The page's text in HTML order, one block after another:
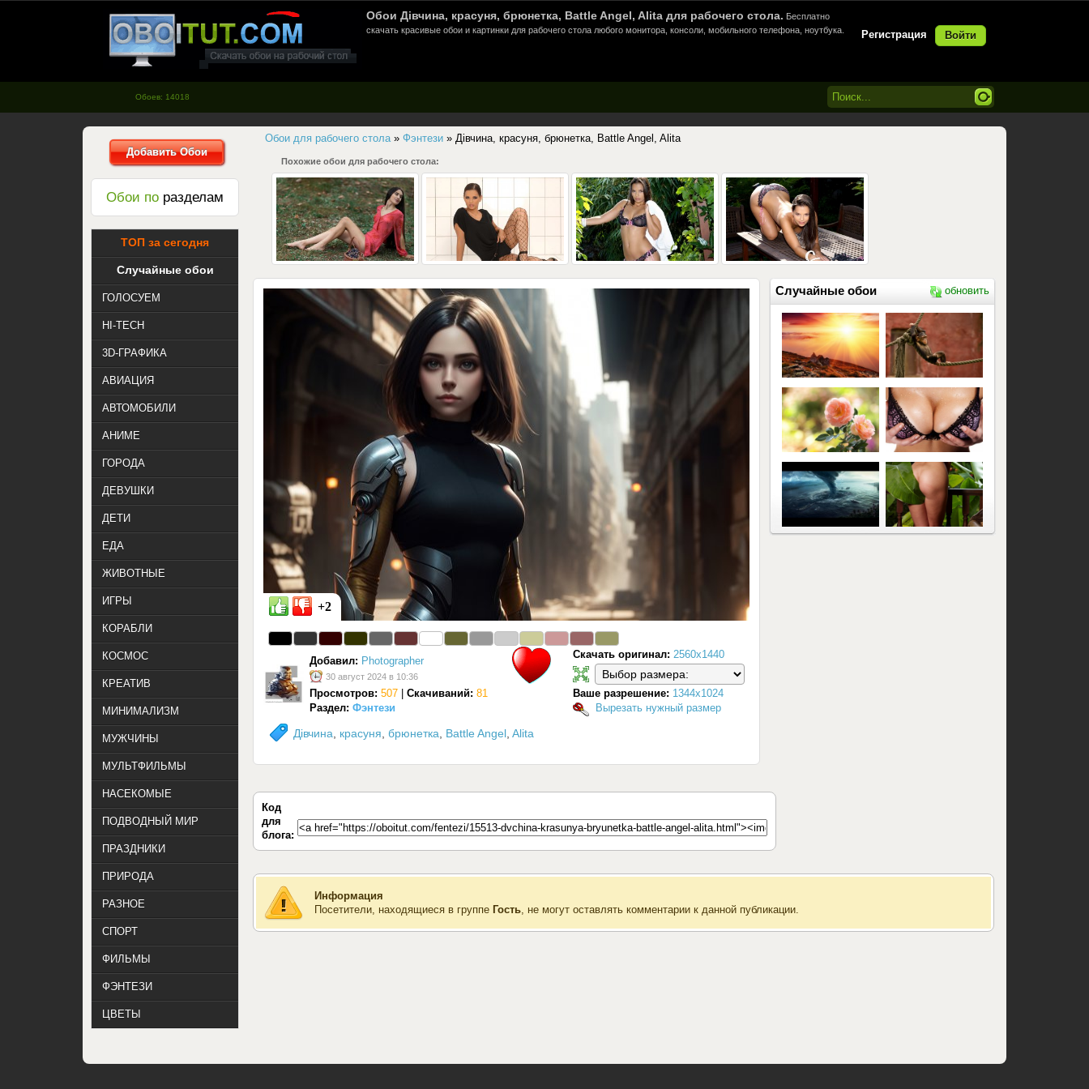
oboitut.com - Обои для рабочего
стола
Регистрация Войти
Обои Дівчина, красуня, брюнетка, Battle Angel, Alita для рабочего стола. Бесплатно
скачать красивые обои и картинки для рабочего стола любого монитора, консоли, мобильного телефона, ноутбука.
Обоев: 14018
Обои для рабочего стола» Фэнтези » Дівчина, красуня, брюнетка, Battle Angel, Alita
Похожие обои для рабочего стола:
Дівчина красуня брюнетка Battle Angel Alita
Добавил: Photographer
30 август 2024 в 10:36
Просмотров: 507 Скачиваний: 81
+2
Скачать оригинал: 2560x1440
Ваше разрешение: 1344x1024
Вырезать нужный размер
Раздел: Фэнтези
Случайные обои обновить
Код
для
блога:
Информация
Посетители, находящиеся в группе Гость, не могут оставлять комментарии к данной публикации.
Добавить Обои
Обои по разделам
ТОП за сегодня
Случайные обои
ГОЛОСУЕМ
HI-TECH
3D-ГРАФИКА
АВИАЦИЯ
АВТОМОБИЛИ
АНИМЕ
ГОРОДА
ДЕВУШКИ
ДЕТИ
ЕДА
ЖИВОТНЫЕ
ИГРЫ
КОРАБЛИ
КОСМОС
КРЕАТИВ
МИНИМАЛИЗМ
МУЖЧИНЫ
МУЛЬТФИЛЬМЫ
НАСЕКОМЫЕ
ПОДВОДНЫЙ МИР
ПРАЗДНИКИ
ПРИРОДА
РАЗНОЕ
СПОРТ
ФИЛЬМЫ
ФЭНТЕЗИ
ЦВЕТЫ